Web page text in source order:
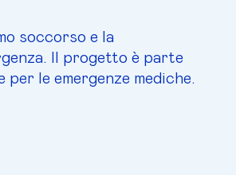
soccorso e la
Il progetto è parte
le emergenze mediche.